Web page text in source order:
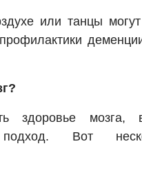
или танцы
здоровье мозга,
подход. Вот